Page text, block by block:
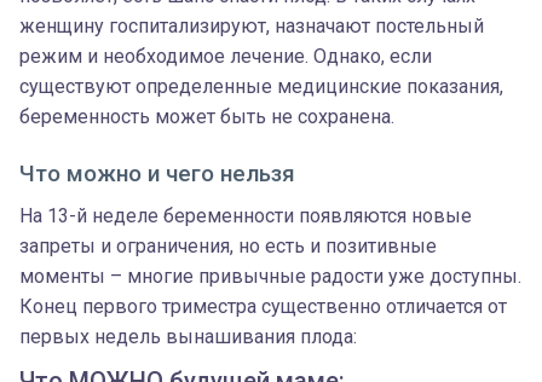
женщину госпитализируют, назначают постельный
режим и необходимое лечение. Однако, если
существуют определенные медицинские показания,
беременность может быть не сохранена.
Что можно и чего нельзя
На 13-й неделе беременности появляются новые
запреты и ограничения, но есть и позитивные
моменты – многие привычные радости уже доступны.
Конец первого триместра существенно отличается от
первых недель вынашивания плода: